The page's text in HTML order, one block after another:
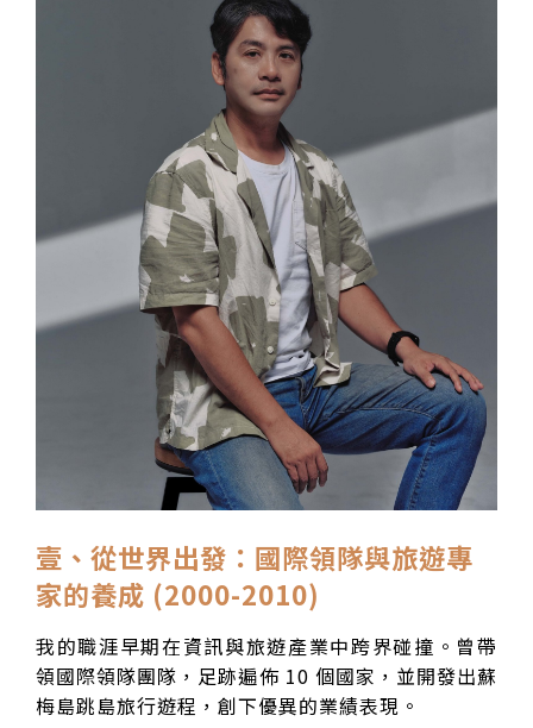
壹、從世界出發：國際領隊與旅遊專
家的養成 (2000-2010)
我的職涯早期在資訊與旅遊產業中跨界碰撞。曾帶
領國際領隊團隊，足跡遍佈 10 個國家，並開發出蘇
梅島跳島旅行遊程，創下優異的業績表現。